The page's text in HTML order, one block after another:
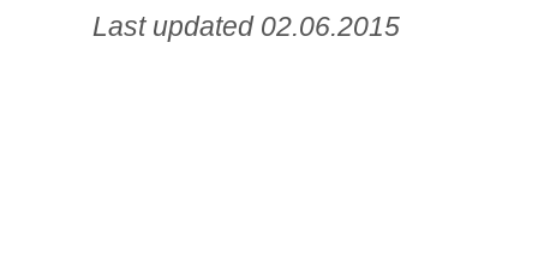
Last updated 02.06.2015